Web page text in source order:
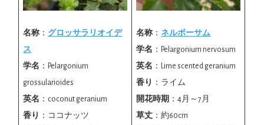
名称 ： グロッサラリオイデ
ス
学名 ：Pelargonium
grossularioides
英名 ：coconut geranium
香り
：ココナッツ
名称 ：ネルボーサム
学名 ：Pelargonium nervosum
英名 ：Lime scented geranium
香り
：ライム
開花時期 ：4月～7月
草丈 ：約60cm